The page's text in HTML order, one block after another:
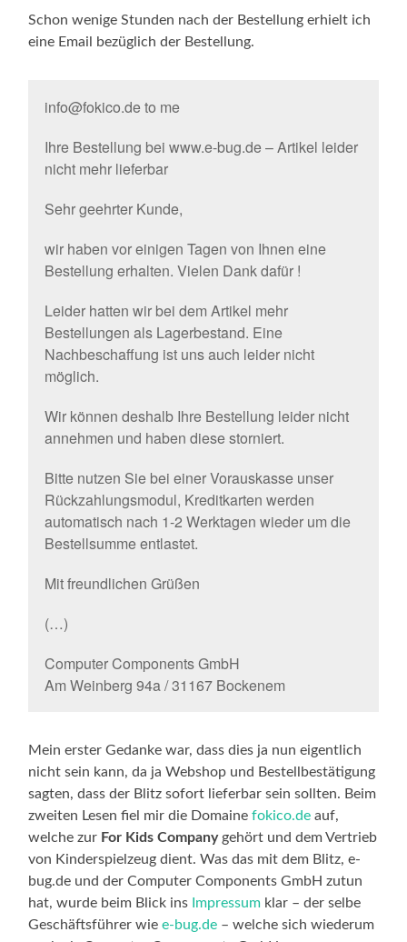
Schon wenige Stunden nach der Bestellung erhielt ich
eine Email bezüglich der Bestellung.
info@fokico.de to me
Ihre Bestellung bei www.e-bug.de – Artikel leider
nicht mehr lieferbar
Sehr geehrter Kunde,
wir haben vor einigen Tagen von Ihnen eine
Bestellung erhalten. Vielen Dank dafür !
Leider hatten wir bei dem Artikel mehr
Bestellungen als Lagerbestand. Eine
Nachbeschaffung ist uns auch leider nicht
möglich.
Wir können deshalb Ihre Bestellung leider nicht
annehmen und haben diese storniert.
Bitte nutzen Sie bei einer Vorauskasse unser
Rückzahlungsmodul, Kreditkarten werden
automatisch nach 1-2 Werktagen wieder um die
Bestellsumme entlastet.
Mit freundlichen Grüßen
(…)
Computer Components GmbH
Am Weinberg 94a / 31167 Bockenem
Mein erster Gedanke war, dass dies ja nun eigentlich
nicht sein kann, da ja Webshop und Bestellbestätigung
sagten, dass der Blitz sofort lieferbar sein sollten. Beim
zweiten Lesen fiel mir die Domainefokico.de auf,
welche zur For Kids Companygehört und dem Vertrieb
von Kinderspielzeug dient. Was das mit dem Blitz, e-
bug.de und der Computer Components GmbH zutun
hat, wurde beim Blick ins Impressum klar – der selbe
Geschäftsführer wiee-bug.de – welche sich wiederum